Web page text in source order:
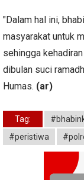
"Dalam hal ini,
masyarakat untuk
sehingga
dibulan suci
Humas. (ar)
Tag:
#peristiwa